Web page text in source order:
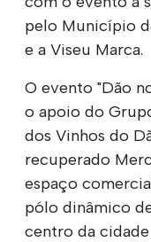
pelo Município
e a Viseu Marca.
O evento "Dão
o apoio do
dos Vinhos do
recuperado
espaço
pólo dinâmico
centro da cidade